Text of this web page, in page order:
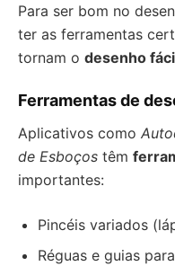
Para ser bom no
ter as ferramentas
tornam o desenho
Ferramentas de
Aplicativos como
de Esboços têm
importantes:
Pincéis variados
Réguas e guias